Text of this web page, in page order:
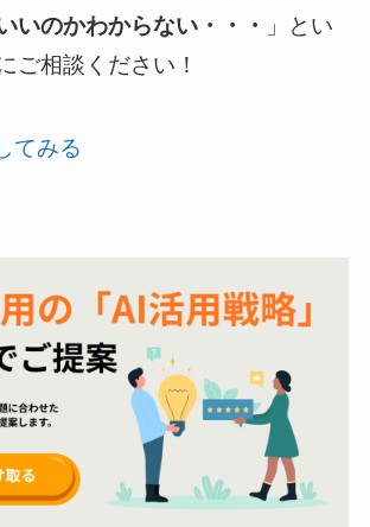
いのかわからない・・・
」とい
ご相談ください！
てみる